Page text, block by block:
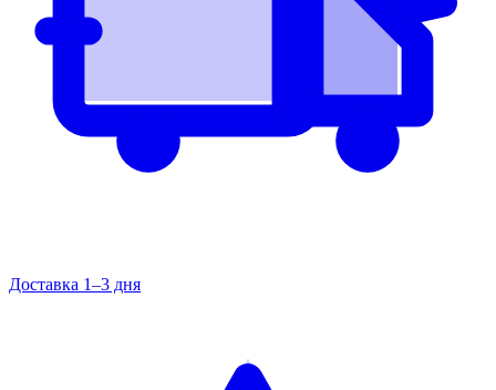
Доставка 1–3 дня